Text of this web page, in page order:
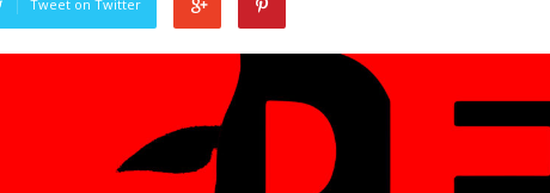
Tweet on Twitter